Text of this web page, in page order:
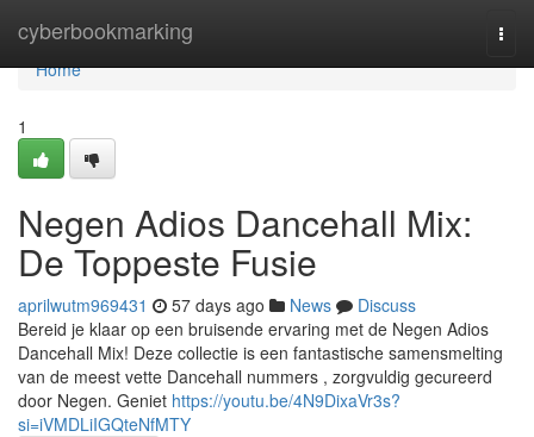
cyberbookmarking
Home
Home
1
Negen Adios Dancehall Mix:
De Toppeste Fusie
aprilwutm969431 57 days ago News
Discuss
Bereid je klaar op een bruisende ervaring met de Negen Adios
Dancehall Mix! Deze collectie is een fantastische samensmelting
van de meest vette Dancehall nummers , zorgvuldig gecureerd
door Negen. Geniet https://youtu.be/4N9DixaVr3s?
si=iVMDLiIGQteNfMTY